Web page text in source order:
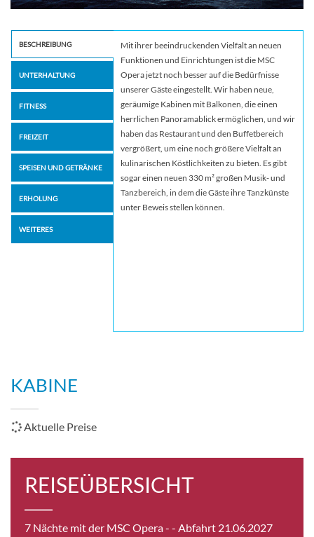
BESCHREIBUNG
UNTERHALTUNG
FITNESS
FREIZEIT
SPEISEN UND GETRÄNKE
ERHOLUNG
WEITERES
Mit ihrer beeindruckenden Vielfalt an neuen
Funktionen und Einrichtungen ist die MSC
Opera jetzt noch besser auf die Bedürfnisse
unserer Gäste eingestellt. Wir haben neue,
geräumige Kabinen mit Balkonen, die einen
herrlichen Panoramablick ermöglichen, und wir
haben das Restaurant und den Buffetbereich
vergrößert, um eine noch größere Vielfalt an
kulinarischen Köstlichkeiten zu bieten. Es gibt
sogar einen neuen 330 m² großen Musik- und
Tanzbereich, in dem die Gäste ihre Tanzkünste
unter Beweis stellen können.
KABINE
Aktuelle Preise
REISEÜBERSICHT
7 Nächte mit der MSC Opera - - Abfahrt 21.06.2027